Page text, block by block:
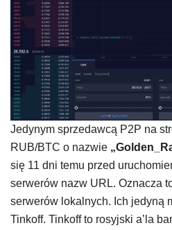
Jedynym sprzedawcą P2P na
RUB/BTC o nazwie
się 11 dni temu przed
serwerów nazw URL. Oznacza
serwerów lokalnych. Ich jedyną
Tinkoff. Tinkoff to rosyjski a’la